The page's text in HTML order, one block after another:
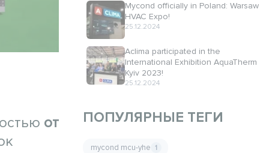
от
Mycond officially in Poland: Warsaw
HVAC Expo!
25.12.2024
Aclima participated in the
International Exhibition AquaTherm
Kyiv 2023!
25.12.2024
ПОПУЛЯРНЫЕ ТЕГИ
mycond mcu-yhe 1